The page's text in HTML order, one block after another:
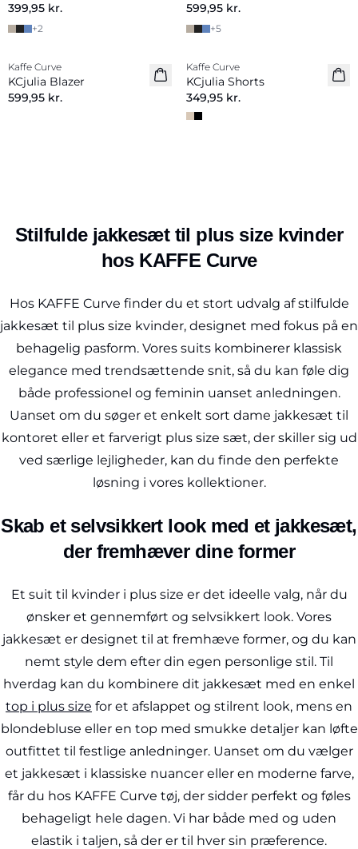
399,95 kr.
+2
599,95 kr.
+5
Nyhed
Kaffe Curve
KCjulia Blazer
599,95 kr.
Nyhed
Kaffe Curve
KCjulia Shorts
349,95 kr.
Stilfulde jakkesæt til plus size kvinder
hos KAFFE Curve
Hos KAFFE Curve finder du et stort udvalg af stilfulde
jakkesæt til plus size kvinder, designet med fokus på en
behagelig pasform. Vores suits kombinerer klassisk
elegance med trendsættende snit, så du kan føle dig
både professionel og feminin uanset anledningen.
Uanset om du søger et enkelt sort dame jakkesæt til
kontoret eller et farverigt plus size sæt, der skiller sig ud
ved særlige lejligheder, kan du finde den perfekte
løsning i vores kollektioner.
Skab et selvsikkert look med et jakkesæt,
der fremhæver dine former
Et suit til kvinder i plus size er det ideelle valg, når du
ønsker et gennemført og selvsikkert look. Vores
jakkesæt er designet til at fremhæve former, og du kan
nemt style dem efter din egen personlige stil. Til
hverdag kan du kombinere dit jakkesæt med en enkel
top i plus size for et afslappet og stilrent look, mens en
blondebluse eller en top med smukke detaljer kan løfte
outfittet til festlige anledninger. Uanset om du vælger
et jakkesæt i klassiske nuancer eller en moderne farve,
får du hos KAFFE Curve tøj, der sidder perfekt og føles
behageligt hele dagen. Vi har både med og uden
elastik i taljen, så der er til hver sin præference.